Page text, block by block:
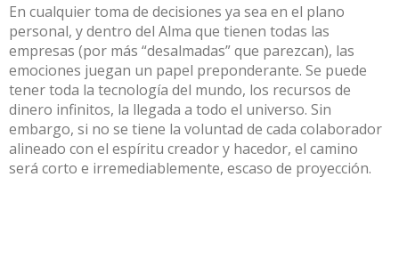
En cualquier toma de decisiones ya sea en el plano
personal, y dentro del Alma que tienen todas las
empresas (por más “desalmadas” que parezcan), las
emociones juegan un papel preponderante. Se puede
tener toda la tecnología del mundo, los recursos de
dinero infinitos, la llegada a todo el universo. Sin
embargo, si no se tiene la voluntad de cada colaborador
alineado con el espíritu creador y hacedor, el camino
será corto e irremediablemente, escaso de proyección.